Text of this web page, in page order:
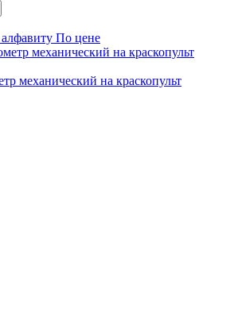
По цене
механический на краскопульт